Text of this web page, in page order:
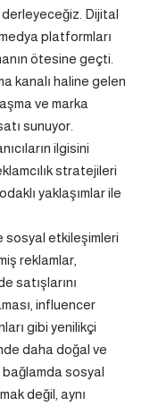
derleyeceğiz. Dijital
platformları
ötesine geçti.
kanalı haline gelen
ve marka
sunuyor.
ilgisini
stratejileri
yaklaşımlar ile
sosyal etkileşimleri
reklamlar,
satışlarını
influencer
gibi yenilikçi
daha doğal ve
bağlamda sosyal
değil, aynı